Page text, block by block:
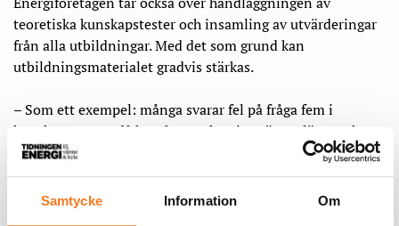
Samtycke Information Om
teoretiska kunskapstester och insamling av utvärderingar
från alla utbildningar. Med det som grund kan
utbildningsmaterialet gradvis stärkas.
– Som ett exempel: många svarar fel på fråga fem i
kunskapstestet; då kanske orsaken inte är att läraren har
gjort ett dåligt jobb utan att materialet inte belyst frågan
tillräckligteller att frågan varit felformulerad.